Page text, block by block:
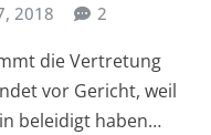
2018 2
die Vertretung
vor Gericht, weil
beleidigt haben…